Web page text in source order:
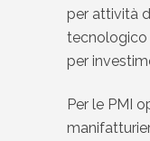
per attività
tecnologico
per
Per le PMI